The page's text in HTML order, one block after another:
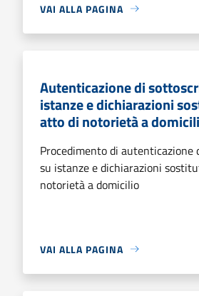
VAI ALLA PAGINA
Autenticazione di
istanze e dichiarazioni
atto di notorietà a
Procedimento di autenticazione
su istanze e dichiarazioni
notorietà a domicilio
VAI ALLA PAGINA